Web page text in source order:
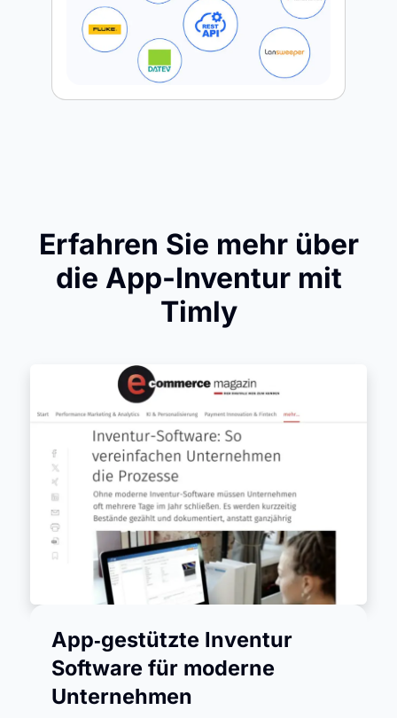
Erfahren Sie mehr über
die App-Inventur mit
Timly
App‑gestützte Inventur
Software für moderne
Unternehmen